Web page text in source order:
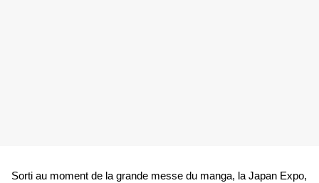
Sorti au moment de la grande messe du manga, la Japan Expo,